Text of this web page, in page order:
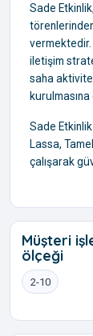
Sade
vermektedir.
iletişim
saha
kurulmasına
Sade
Lassa,
çalışarak
Müşteri
ölçeği
2-10